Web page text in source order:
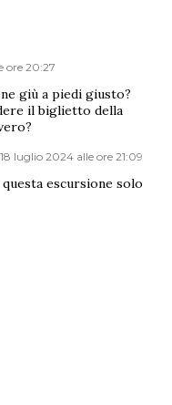
ore 20:27
giù a piedi giusto?
il biglietto della
18 luglio 2024 alle ore 21:09
escursione solo